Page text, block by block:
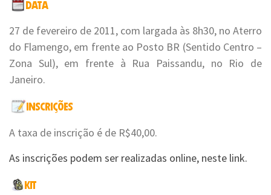
27 de fevereiro de 2011, com largada às 8h30, no Aterro
do Flamengo, em frente ao Posto BR (Sentido Centro –
Zona Sul), em frente à Rua Paissandu, no Rio de
Janeiro.
A taxa de inscrição é de R$40,00.
As inscrições podem ser realizadas online, neste link.